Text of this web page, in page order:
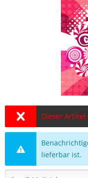
Dieser
lieferbar ist.